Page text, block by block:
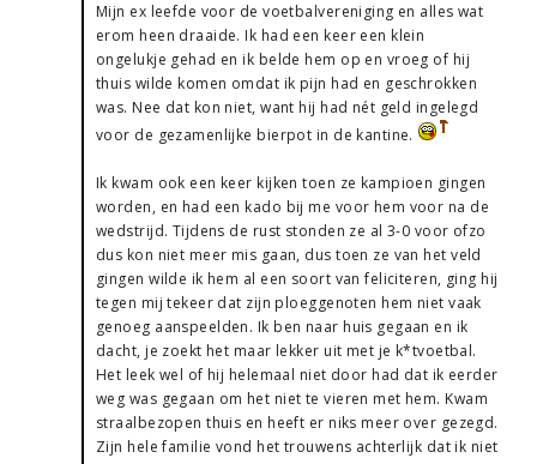
Mijn ex leefde voor de voetbalvereniging en alles wat
erom heen draaide. Ik had een keer een klein
ongelukje gehad en ik belde hem op en vroeg of hij
thuis wilde komen omdat ik pijn had en geschrokken
was. Nee dat kon niet, want hij had nét geld ingelegd
voor de gezamenlijke bierpot in de kantine.
Ik kwam ook een keer kijken toen ze kampioen gingen
worden, en had een kado bij me voor hem voor na de
wedstrijd. Tijdens de rust stonden ze al 3-0 voor ofzo
dus kon niet meer mis gaan, dus toen ze van het veld
gingen wilde ik hem al een soort van feliciteren, ging hij
tegen mij tekeer dat zijn ploeggenoten hem niet vaak
genoeg aanspeelden. Ik ben naar huis gegaan en ik
dacht, je zoekt het maar lekker uit met je k*tvoetbal.
Het leek wel of hij helemaal niet door had dat ik eerder
weg was gegaan om het niet te vieren met hem. Kwam
straalbezopen thuis en heeft er niks meer over gezegd.
Zijn hele familie vond het trouwens achterlijk dat ik niet